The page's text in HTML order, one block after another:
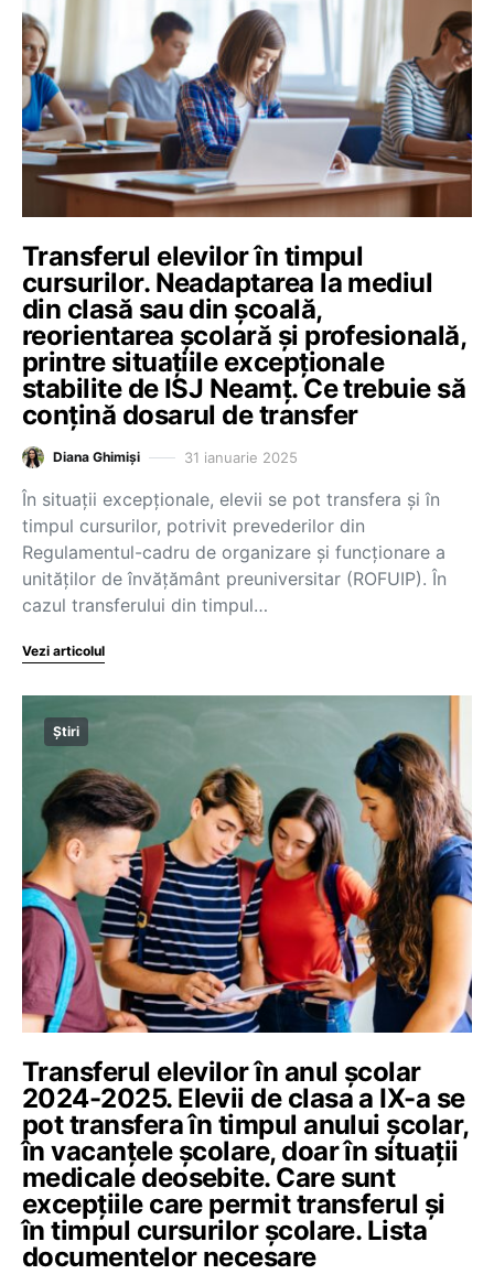
Transferul elevilor în timpul
cursurilor. Neadaptarea la mediul
din clasă sau din școală,
reorientarea școlară și profesională,
printre situațiile excepționale
stabilite de ISJ Neamț. Ce trebuie să
conțină dosarul de transfer
Diana Ghimiși 31 ianuarie 2025
În situații excepționale, elevii se pot transfera și în
timpul cursurilor, potrivit prevederilor din
Regulamentul-cadru de organizare și funcționare a
unităților de învățământ preuniversitar (ROFUIP). În
cazul transferului din timpul…
Vezi articolul
Știri
Transferul elevilor în anul școlar
2024-2025. Elevii de clasa a IX-a se
pot transfera în timpul anului școlar,
în vacanțele școlare, doar în situații
medicale deosebite. Care sunt
excepțiile care permit transferul și
în timpul cursurilor școlare. Lista
documentelor necesare